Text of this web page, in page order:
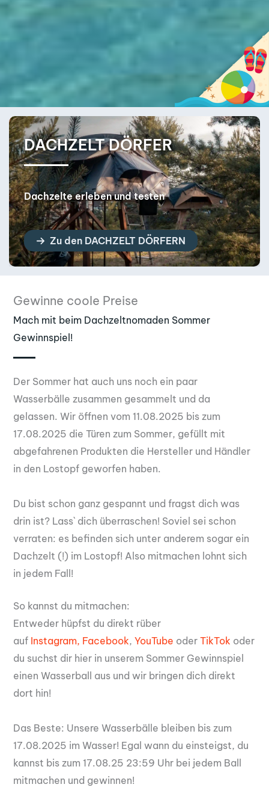
DACHZELT HÄNDLER
Dein neues Dachzelt in der Nähe!
Zu den DACHZELT HÄNDLERN
Gewinne coole Preise
Mach mit beim Dachzeltnomaden Sommer
Gewinnspiel!
Der Sommer hat auch uns noch ein paar
Wasserbälle zusammen gesammelt und da
gelassen. Wir öffnen vom 11.08.2025 bis zum
17.08.2025 die Türen zum Sommer, gefüllt mit
abgefahrenen Produkten die Hersteller und Händler
in den Lostopf geworfen haben.
Du bist schon ganz gespannt und fragst dich was
drin ist? Lass` dich überraschen! Soviel sei schon
verraten: es befinden sich unter anderem sogar ein
Dachzelt (!) im Lostopf! Also mitmachen lohnt sich
in jedem Fall!
So kannst du mitmachen:
Entweder hüpfst du direkt rüber
auf Instagram, Facebook,YouTube oderTikTok oder
du suchst dir hier in unserem Sommer Gewinnspiel
einen Wasserball aus und wir bringen dich direkt
dort hin!
Das Beste: Unsere Wasserbälle bleiben bis zum
17.08.2025 im Wasser! Egal wann du einsteigst, du
kannst bis zum 17.08.25 23:59 Uhr bei jedem Ball
mitmachen und gewinnen!